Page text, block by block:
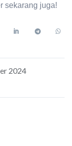
sekarang juga!
2024